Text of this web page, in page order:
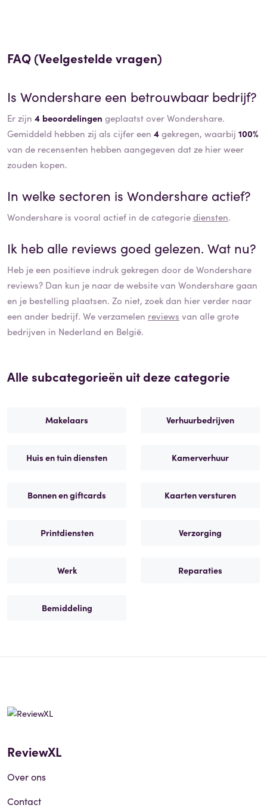
FAQ (Veelgestelde vragen)
Is Wondershare een betrouwbaar bedrijf?
Er zijn 4 beoordelingen geplaatst over Wondershare.
Gemiddeld hebben zij als cijfer een 4gekregen, waarbij 100%
van de recensenten hebben aangegeven dat ze hier weer
zouden kopen.
In welke sectoren is Wondershare actief?
Wondershare is vooral actief in de categoriediensten.
Ik heb alle reviews goed gelezen. Wat nu?
Heb je een positieve indruk gekregen door deWondershare
reviews? Dan kun je naar de website van Wondersharegaan
en je bestelling plaatsen. Zo niet, zoek dan hier verder naar
een ander bedrijf. We verzamelen reviews van alle grote
bedrijven in Nederland en België.
Alle subcategorieën uit deze categorie
Makelaars Verhuurbedrijven
Huis en tuin diensten Kamerverhuur
Bonnen en giftcards Kaarten versturen
Printdiensten Verzorging
Werk Reparaties
Bemiddeling
ReviewXL
Over ons
Contact